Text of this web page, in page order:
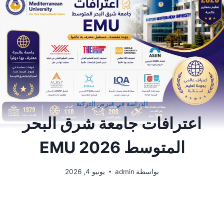
الدراسة في قبرص التركية
اعترافات جامعة شرق البحر
المتوسط EMU 2026
بواسطة admin يونيو 4, 2026